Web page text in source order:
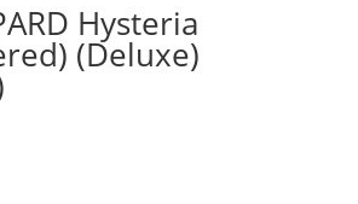
Hysteria
(Deluxe)